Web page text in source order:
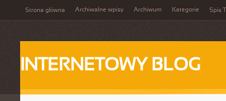
Strona główna Archiwalne wpisy Archiwum Kategorie Spis
INTERNETOWY BLOG